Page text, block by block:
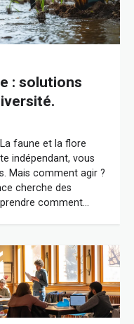
: solutions
faune et la flore
indépendant, vous
Mais comment agir ?
cherche des
comment…